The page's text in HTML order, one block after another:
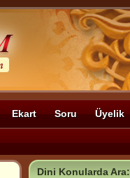
Ekart Soru Üyelik
Dini Konularda Ara: